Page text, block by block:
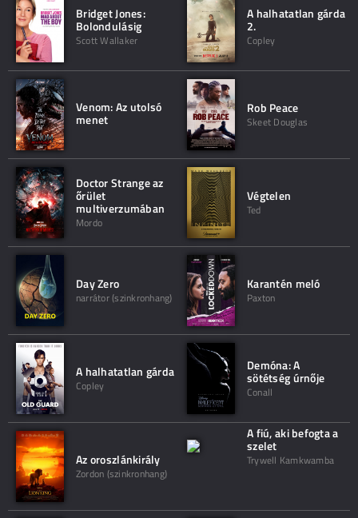
Bridget Jones:
Bolondulásig
Scott Wallaker
A halhatatlan gárda
2.
Copley
Venom: Az utolsó
menet
Rob Peace
Skeet Douglas
Doctor Strange az
őrület
multiverzumában
Mordo
Végtelen
Ted
Day Zero
narrátor (szinkronhang)
Karantén meló
Paxton
A halhatatlan gárda
Copley
Demóna: A
sötétség úrnője
Conall
Az oroszlánkirály
Zordon (szinkronhang)
A fiú, aki befogta a
szelet
Trywell Kamkwamba